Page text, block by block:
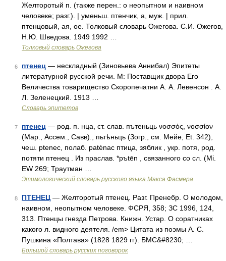
Желторотый п. (также перен.: о неопытном и наивном
человеке; разг.). | уменьш. птенчик, а, муж. | прил.
птенцовый, ая, ое. Толковый словарь Ожегова. С.И. Ожегов,
Н.Ю. Шведова. 1949 1992 …
Толковый словарь Ожегова
6 птенец — нескладный (Зиновьева Аннибал) Эпитеты
литературной русской речи. М: Поставщик двора Его
Величества товарищество Скоропечатни А. А. Левенсон . А.
Л. Зеленецкий. 1913 …
Словарь эпитетов
7 птенец — род. п. нца, ст. слав. пътеньць νοσσός, νοσσίον
(Мар., Ассем., Савв)., пьтѣньць (Зогр., см. Мейе, Et. 342),
чеш. рtеnес, полаб. раtėnас птица, зяблик , укр. потя, род.
потяти птенец . Из праслав. *ръtēn , связанного со сл. (Мi.
ЕW 269; Траутман …
Этимологический словарь русского языка Макса Фасмера
8 ПТЕНЕЦ — Желторотый птенец. Разг. Пренебр. О молодом,
наивном, неопытном человеке. ФСРЯ, 358; ЗС 1996, 124,
313. Птенцы гнезда Петрова. Книжн. Устар. О соратниках
какого л. видного деятеля. /em> Цитата из поэмы А. С.
Пушкина «Полтава» (1828 1829 гг). БМС&#8230; …
Большой словарь русских поговорок